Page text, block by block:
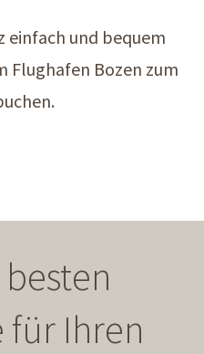
einfach und bequem
Flughafen Bozen zum
für Ihren